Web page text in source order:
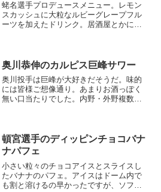
蛯名選手プロデュースメニュー。レモン
スカッシュに大粒なルビーグレープフル
ーツを加えたドリンク。居酒屋とかにあ
奥川恭伸のカルピス巨峰サワー
奥川投手は巨峰が大好きだそうだ。味的
には皆様ご想像通り。あまりお酒っぽく
無い口当たりでした。内野・外野複数売
頓宮選手のディッピンチョコバナ
ナパフェ
小さい粒々のチョコアイスとスライスし
たバナナのパフェ。アイスはドーム内で
も割と溶けるの早かったですが、ソフト